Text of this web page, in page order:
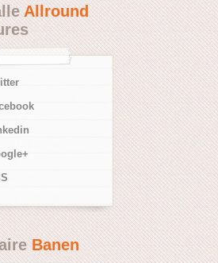
Allround
Banen